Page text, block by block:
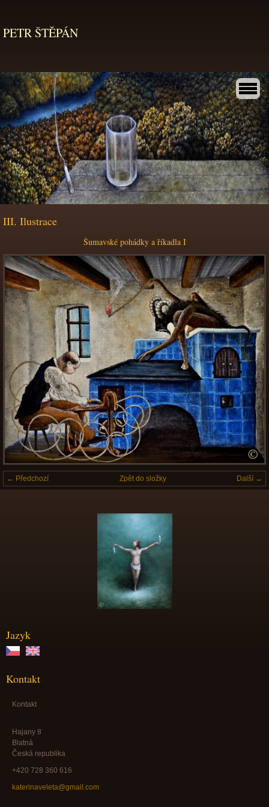
PETR ŠTĚPÁN
III. Ilustrace
Šumavské pohádky a říkadla I
← Předchozí Další →
Zpět do složky
Jazyk
Kontakt
Kontakt
Hajany 8
Blatná
Česká republika
+420 728 360 616
katerinaveleta@gmail.com